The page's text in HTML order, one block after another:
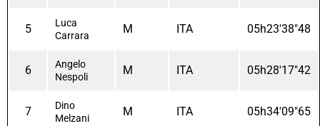
5
Luca
Carrara
M ITA 05h23'38"48
6
Angelo
Nespoli
M ITA 05h28'17"42
7
Dino
Melzani
M ITA 05h34'09"65